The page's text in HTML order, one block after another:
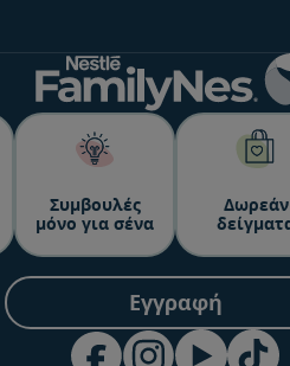
Συμβουλές
μόνο για σένα
Δωρεάν
Εγγραφή